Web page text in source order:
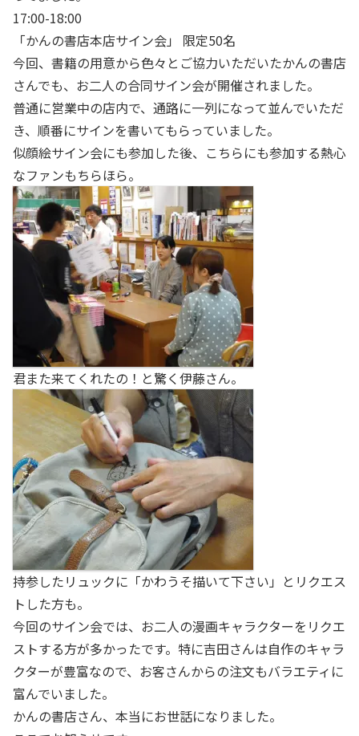
17:00-18:00
「かんの書店本店サイン会」 限定50名
今回、書籍の用意から色々とご協力いただいたかんの書店
さんでも、お二人の合同サイン会が開催されました。
普通に営業中の店内で、通路に一列になって並んでいただ
き、順番にサインを書いてもらっていました。
似顔絵サイン会にも参加した後、こちらにも参加する熱心
なファンもちらほら。
君また来てくれたの！と驚く伊藤さん。
持参したリュックに「かわうそ描いて下さい」とリクエス
トした方も。
今回のサイン会では、お二人の漫画キャラクターをリクエ
ストする方が多かったです。特に吉田さんは自作のキャラ
クターが豊富なので、お客さんからの注文もバラエティに
富んでいました。
かんの書店さん、本当にお世話になりました。